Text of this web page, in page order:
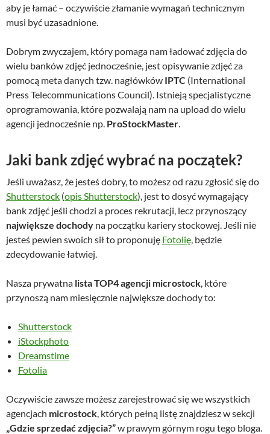
aby je łamać – oczywiście złamanie wymagań technicznym
musi być uzasadnione.
Dobrym zwyczajem, który pomaga nam ładować zdjęcia do
wielu banków zdjęć jednocześnie, jest opisywanie zdjęć za
pomocą meta danych tzw. nagłówków IPTC (International
Press Telecommunications Council). Istnieją specjalistyczne
oprogramowania, które pozwalają nam na upload do wielu
agencji jednocześnie np. ProStockMaster
Jaki bank zdjęć wybrać na początek?
Jeśli uważasz, że jesteś dobry, to możesz od razu zgłosić się do
Shutterstock (opis Shutterstock), jest to dosyć wymagający
bank zdjęć jeśli chodzi a proces rekrutacji, lecz przynoszący
największe dochody na początku kariery stockowej. Jeśli nie
jesteś pewien swoich sił to proponuję Fotolię , będzie
zdecydowanie łatwiej.
Nasza prywatna lista TOP4 agencji microstock , które
przynoszą nam miesięcznie największe dochody to:
Shutterstock
iStockphoto
Dreamstime
Fotolia
Oczywiście zawsze możesz zarejestrować się we wszystkich
agencjach microstock , których pełną listę znajdziesz w sekcji
„Gdzie sprzedać zdjęcia?”w prawym górnym rogu tego bloga.